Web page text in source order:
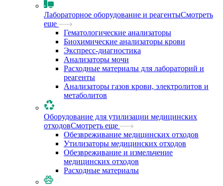
Лабораторное оборудование и реагентыСмотреть
еще
Гематологические анализаторы
Биохимические анализаторы крови
Экспресс-диагностика
Анализаторы мочи
Расходные материалы для лабораторий и
реагенты
Анализаторы газов крови, электролитов и
метаболитов
Оборудование для утилизации медицинских
отходовСмотреть еще
Обезвреживание медицинских отходов
Утилизаторы медицинских отходов
Обезвреживание и измельчение
медицинских отходов
Расходные материалы